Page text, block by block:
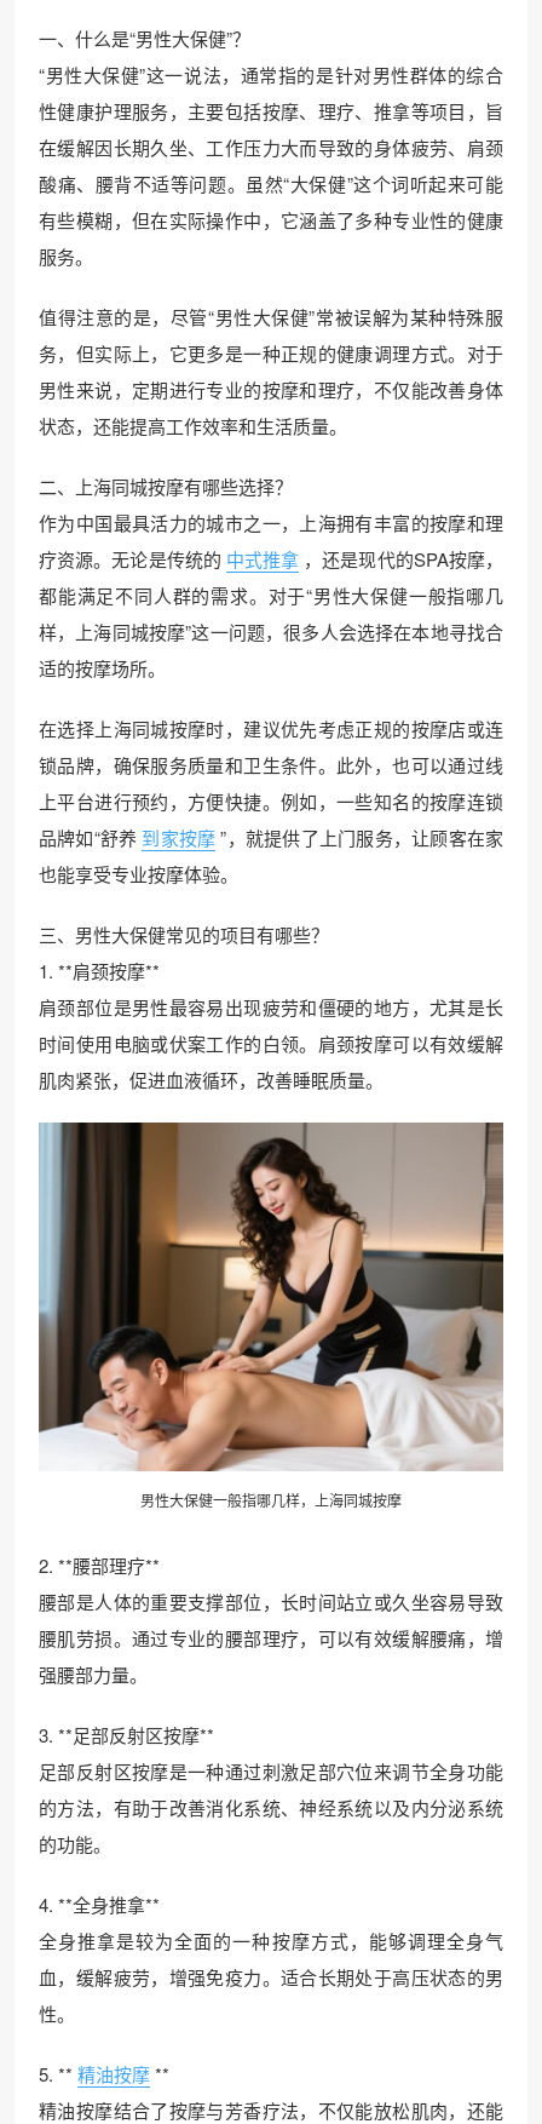
一、什么是“男性大保健”？
“男性大保健”这一说法，通常指的是针对男性群体的综合
性健康护理服务，主要包括按摩、理疗、推拿等项目，旨
在缓解因长期久坐、工作压力大而导致的身体疲劳、肩颈
酸痛、腰背不适等问题。虽然“大保健”这个词听起来可能
有些模糊，但在实际操作中，它涵盖了多种专业性的健康
服务。
值得注意的是，尽管“男性大保健”常被误解为某种特殊服
务，但实际上，它更多是一种正规的健康调理方式。对于
男性来说，定期进行专业的按摩和理疗，不仅能改善身体
状态，还能提高工作效率和生活质量。
二、上海同城按摩有哪些选择？
作为中国最具活力的城市之一，上海拥有丰富的按摩和理
疗资源。无论是传统的 中式推拿 ，还是现代的SPA按摩，
都能满足不同人群的需求。对于“男性大保健一般指哪几
样，上海同城按摩”这一问题，很多人会选择在本地寻找合
适的按摩场所。
在选择上海同城按摩时，建议优先考虑正规的按摩店或连
锁品牌，确保服务质量和卫生条件。此外，也可以通过线
上平台进行预约，方便快捷。例如，一些知名的按摩连锁
品牌如“舒养 到家按摩 ”，就提供了上门服务，让顾客在家
也能享受专业按摩体验。
三、男性大保健常见的项目有哪些？
1. **肩颈按摩**
肩颈部位是男性最容易出现疲劳和僵硬的地方，尤其是长
时间使用电脑或伏案工作的白领。肩颈按摩可以有效缓解
肌肉紧张，促进血液循环，改善睡眠质量。
男性大保健一般指哪几样，上海同城按摩
2. **腰部理疗**
腰部是人体的重要支撑部位，长时间站立或久坐容易导致
腰肌劳损。通过专业的腰部理疗，可以有效缓解腰痛，增
强腰部力量。
3. **足部反射区按摩**
足部反射区按摩是一种通过刺激足部穴位来调节全身功能
的方法，有助于改善消化系统、神经系统以及内分泌系统
的功能。
4. **全身推拿**
全身推拿是较为全面的一种按摩方式，能够调理全身气
血，缓解疲劳，增强免疫力。适合长期处于高压状态的男
性。
5. ** 精油按摩**
精油按摩结合了按摩与芳香疗法，不仅能放松肌肉，还能